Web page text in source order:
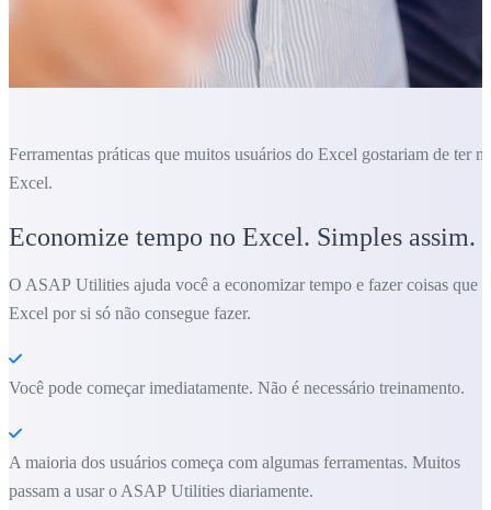
Ferramentas práticas que muitos usuários do Excel gostariam de ter
Excel.
Economize tempo no Excel. Simples assim.
O ASAP Utilities ajuda você a economizar tempo e fazer coisas que o
Excel por si só não consegue fazer.
Você pode começar imediatamente. Não é necessário treinamento.
A maioria dos usuários começa com algumas ferramentas. Muitos
passam a usar o ASAP Utilities diariamente.